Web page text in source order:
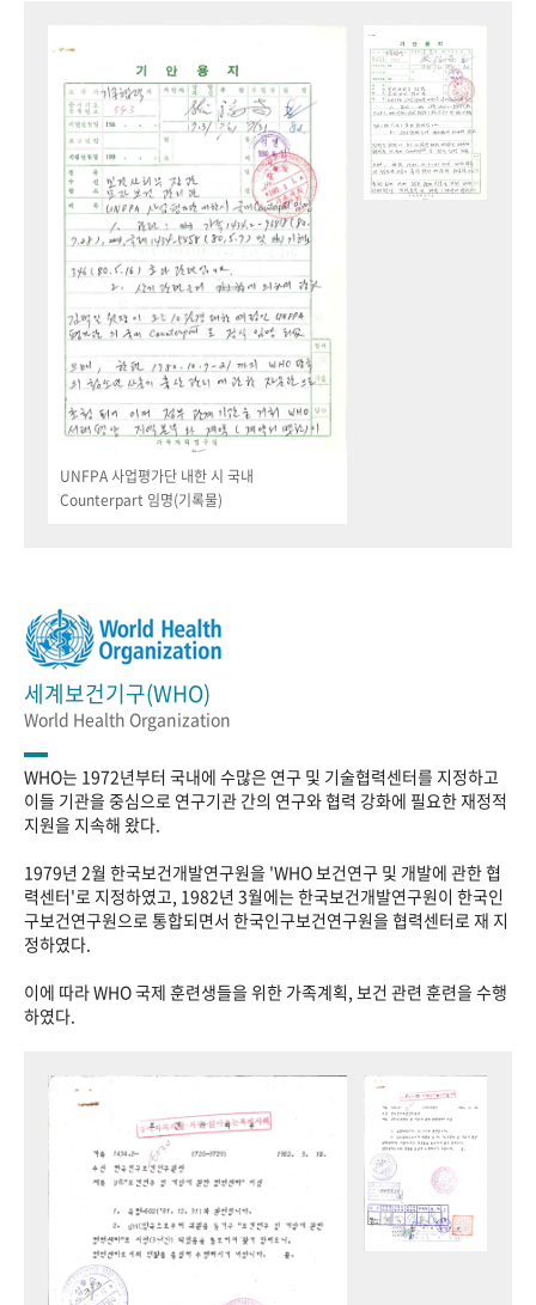
UNFPA 사업평가단 내한 시 국내
Counterpart 임명(기록물)
세계보건기구(WHO)
World Health Organization
WHO는 1972년부터 국내에 수많은 연구 및 기술협력센터를 지정하고
이들 기관을 중심으로 연구기관 간의 연구와 협력 강화에 필요한 재정적
지원을 지속해 왔다.
1979년 2월 한국보건개발연구원을 'WHO 보건연구 및 개발에 관한 협
력센터'로 지정하였고, 1982년 3월에는 한국보건개발연구원이 한국인
구보건연구원으로 통합되면서 한국인구보건연구원을 협력센터로 재 지
정하였다.
이에 따라 WHO 국제 훈련생들을 위한 가족계획, 보건 관련 훈련을 수행
하였다.